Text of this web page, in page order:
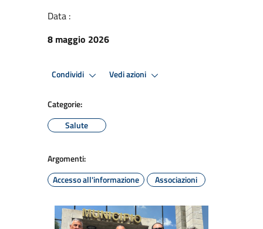
Data :
8 maggio 2026
Condividi Vedi azioni
Categorie:
Salute
Argomenti:
Accesso all'informazione
Associazioni